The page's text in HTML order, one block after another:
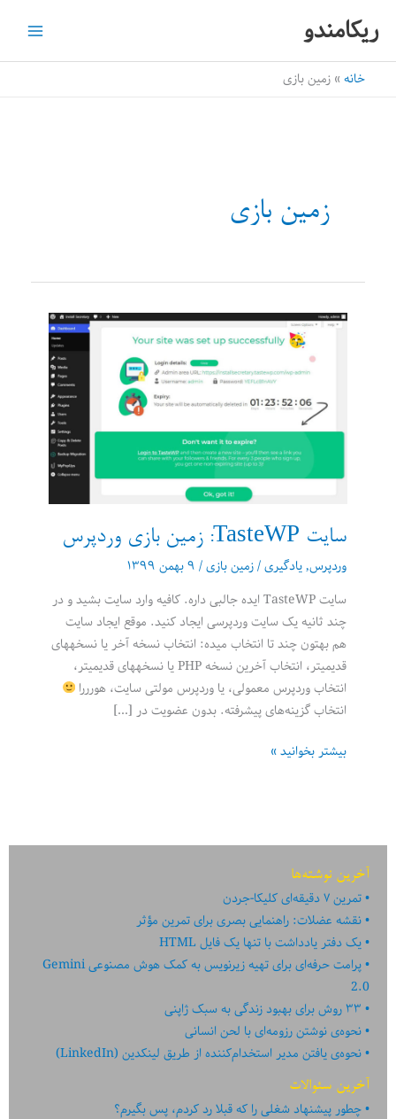
ریکامندو
خانه زمین بازی
زمین بازی
سایت TasteWP: زمین بازی وردپرس
وردپرس,یادگیری/زمین بازی/ ۹ بهمن ۱۳۹۹
سایت TasteWP ایده جالبی داره. کافیه وارد سایت بشید و در
چند ثانیه یک سایت وردپرسی ایجاد کنید. موقع ایجاد سایت
هم بهتون چند تا انتخاب میده: انتخاب نسخه آخر یا نسخه‎های
قدیمیتر، انتخاب آخرین نسخه PHP یا نسخه‎های قدیمیتر،
انتخاب وردپرس معمولی، یا وردپرس مولتی سایت، هورررا
انتخاب گزینه‌های پیشرفته. بدون عضویت در […]
سایت
بیشتر بخوانید »
آخرین نوشته‌ها
تمرین ۷ دقیقه‌ای کلیکا-جردن
نقشه عضلات: راهنمایی بصری برای تمرین مؤثر
یک دفتر یادداشت با تنها یک فایل HTML
پرامت حرفه‌ای برای تهیه زیرنویس به کمک هوش مصنوعی Gemini
2.0
۳۳ روش برای بهبود زندگی به سبک ژاپنی
نحوه‌ی نوشتن رزومه‌ای با لحن انسانی
نحوه‌ی یافتن مدیر استخدام‌کننده از طریق لینکدین (LinkedIn)
آخرین سئوالات
چطور پیشنهاد شغلی را که قبلا رد کردم، پس بگیرم؟